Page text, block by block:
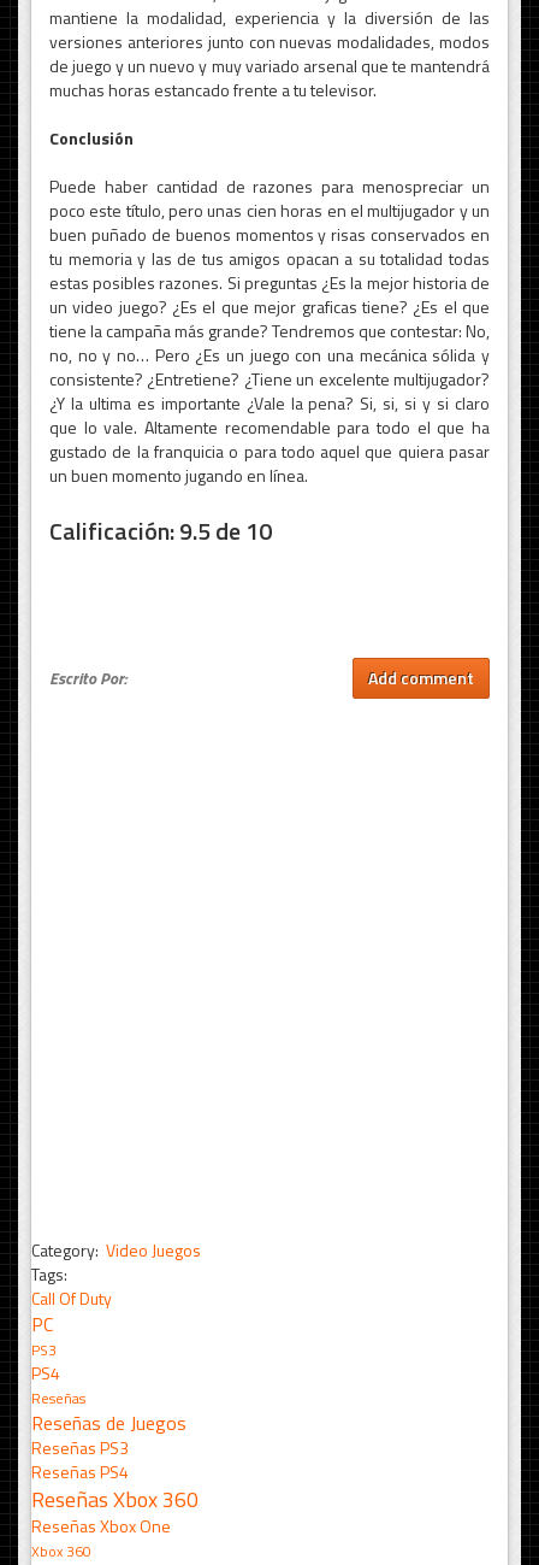
mantiene la modalidad, experiencia y la diversión de las
versiones anteriores junto con nuevas modalidades, modos
de juego y un nuevo y muy variado arsenal que te mantendrá
muchas horas estancado frente a tu televisor.
Conclusión
Puede haber cantidad de razones para menospreciar un
poco este título, pero unas cien horas en el multijugador y un
buen puñado de buenos momentos y risas conservados en
tu memoria y las de tus amigos opacan a su totalidad todas
estas posibles razones. Si preguntas ¿Es la mejor historia de
un video juego? ¿Es el que mejor graficas tiene? ¿Es el que
tiene la campaña más grande? Tendremos que contestar: No,
no, no y no… Pero ¿Es un juego con una mecánica sólida y
consistente? ¿Entretiene? ¿Tiene un excelente multijugador?
¿Y la ultima es importante ¿Vale la pena? Si, si, si y si claro
que lo vale. Altamente recomendable para todo el que ha
gustado de la franquicia o para todo aquel que quiera pasar
un buen momento jugando en línea.
Calificación: 9.5 de 10
Escrito Por: Add comment
Category: Video Juegos
Tags:
Call Of Duty
PC
PS3
PS4
Reseñas
Reseñas de Juegos
Reseñas PS3
Reseñas PS4
Reseñas Xbox 360
Reseñas Xbox One
Xbox 360